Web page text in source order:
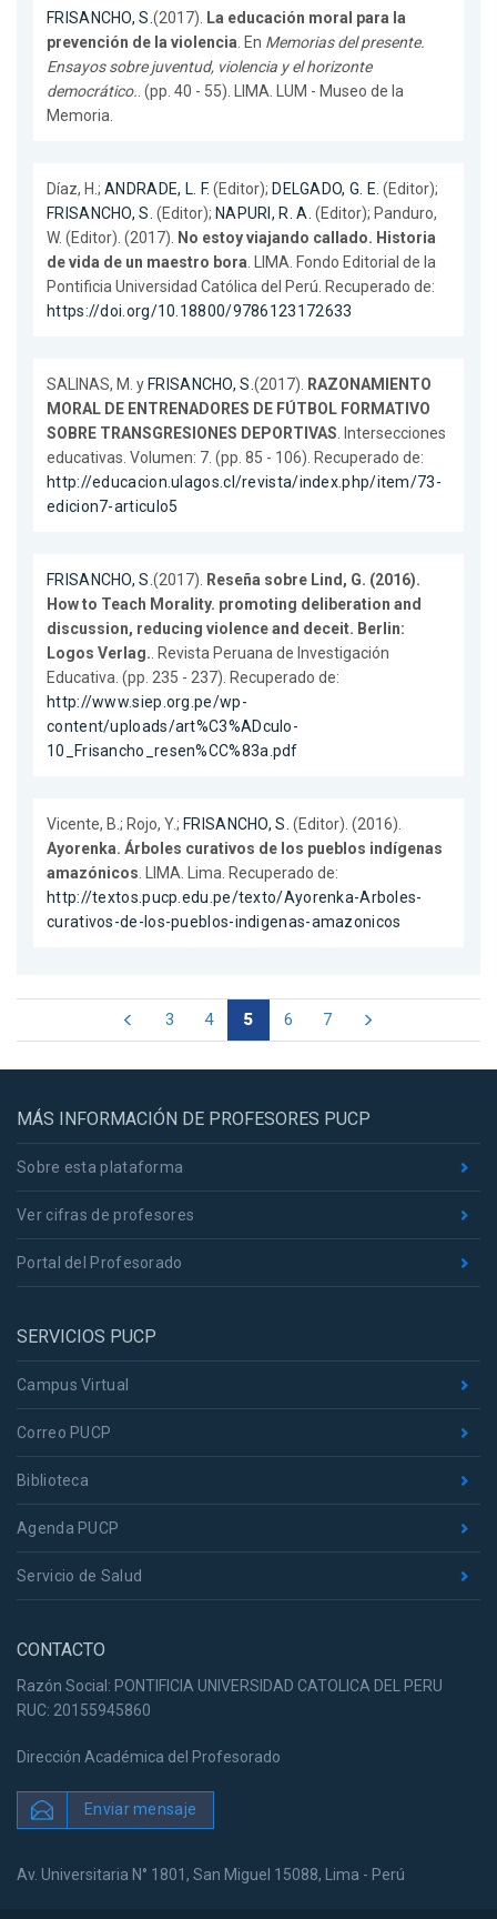
FRISANCHO, S.(2017). La educación moral para la
prevención de la violencia. En Memorias del presente.
Ensayos sobre juventud, violencia y el horizonte
democrático.. (pp. 40 - 55). LIMA. LUM - Museo de la
Memoria.
Díaz, H.; ANDRADE, L. F. (Editor); DELGADO, G. E. (Editor);
FRISANCHO, S. (Editor); NAPURI, R. A. (Editor); Panduro,
W. (Editor). (2017). No estoy viajando callado. Historia
de vida de un maestro bora. LIMA. Fondo Editorial de la
Pontificia Universidad Católica del Perú. Recuperado de:
https://doi.org/10.18800/9786123172633
SALINAS, M. y FRISANCHO, S.(2017). RAZONAMIENTO
MORAL DE ENTRENADORES DE FÚTBOL FORMATIVO
SOBRE TRANSGRESIONES DEPORTIVAS. Intersecciones
educativas. Volumen: 7. (pp. 85 - 106). Recuperado de:
http://educacion.ulagos.cl/revista/index.php/item/73-
edicion7-articulo5
FRISANCHO, S.(2017). Reseña sobre Lind, G. (2016).
How to Teach Morality. promoting deliberation and
discussion, reducing violence and deceit. Berlin:
Logos Verlag.. Revista Peruana de Investigación
Educativa. (pp. 235 - 237). Recuperado de:
http://www.siep.org.pe/wp-
content/uploads/art%C3%ADculo-
10_Frisancho_resen%CC%83a.pdf
Vicente, B.; Rojo, Y.; FRISANCHO, S. (Editor). (2016).
Ayorenka. Árboles curativos de los pueblos indígenas
amazónicos. LIMA. Lima. Recuperado de:
http://textos.pucp.edu.pe/texto/Ayorenka-Arboles-
curativos-de-los-pueblos-indigenas-amazonicos
3 4 5 6 7
MÁS INFORMACIÓN DE PROFESORES PUCP
Sobre esta plataforma
Ver cifras de profesores
Portal del Profesorado
SERVICIOS PUCP
Campus Virtual
Correo PUCP
Biblioteca
Agenda PUCP
Servicio de Salud
CONTACTO
Razón Social: PONTIFICIA UNIVERSIDAD CATOLICA DEL PERU
RUC: 20155945860
Dirección Académica del Profesorado
Enviar mensaje
Av. Universitaria N° 1801, San Miguel 15088, Lima - Perú